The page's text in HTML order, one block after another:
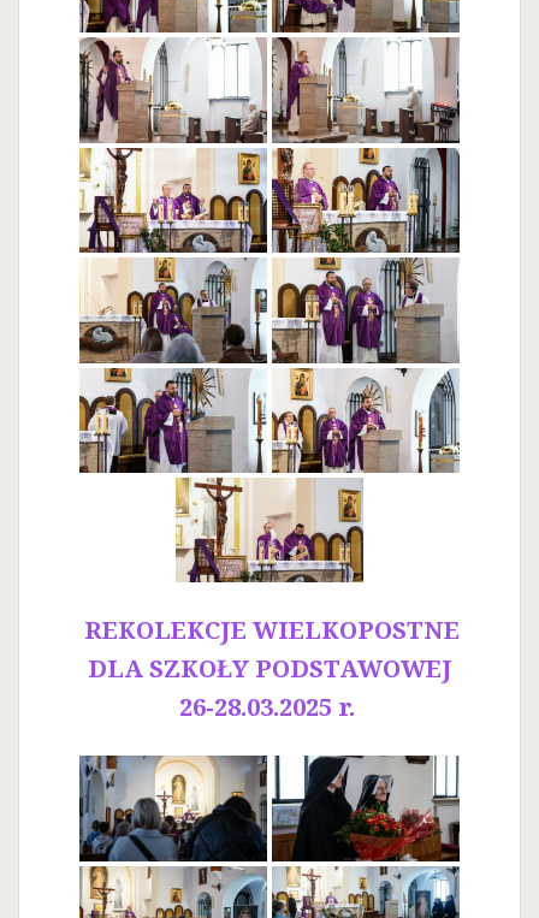
REKOLEKCJE WIELKOPOSTNE
DLA SZKOŁY PODSTAWOWEJ
26-28.03.2025 r.